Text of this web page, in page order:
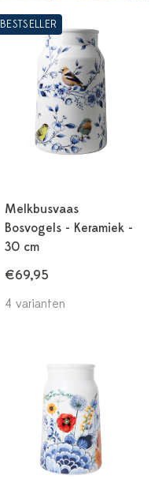
BESTSELLER
Melkbusvaas
Bosvogels - Keramiek -
30 cm
€69,95
4 varianten